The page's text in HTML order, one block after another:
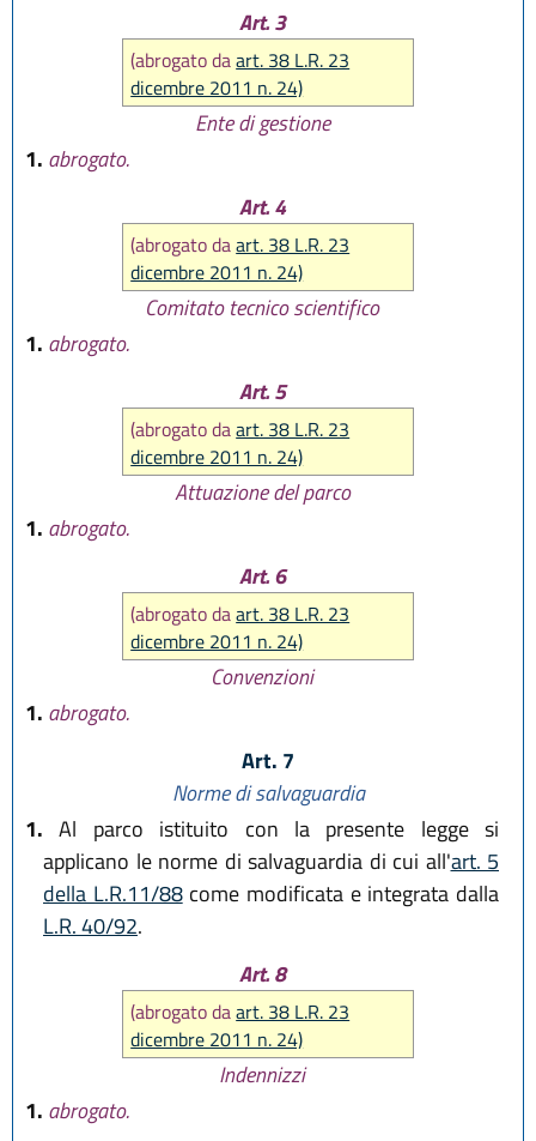
Art. 3
(abrogato daart. 38 L.R. 23
dicembre 2011 n. 24)
Ente di gestione
1. abrogato.
Art. 4
(abrogato daart. 38 L.R. 23
dicembre 2011 n. 24)
Comitato tecnico scientifico
1. abrogato.
Art. 5
(abrogato daart. 38 L.R. 23
dicembre 2011 n. 24)
Attuazione del parco
1. abrogato.
Art. 6
(abrogato daart. 38 L.R. 23
dicembre 2011 n. 24)
Convenzioni
1. abrogato.
Art. 7
Norme di salvaguardia
1. Al parco istituito con la presente legge si
applicano le norme di salvaguardia di cui all'art. 5
della L.R.11/88come modificata e integrata dalla
L.R. 40/92.
Art. 8
(abrogato daart. 38 L.R. 23
dicembre 2011 n. 24)
Indennizzi
1. abrogato.